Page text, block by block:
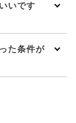
いです
た条件が